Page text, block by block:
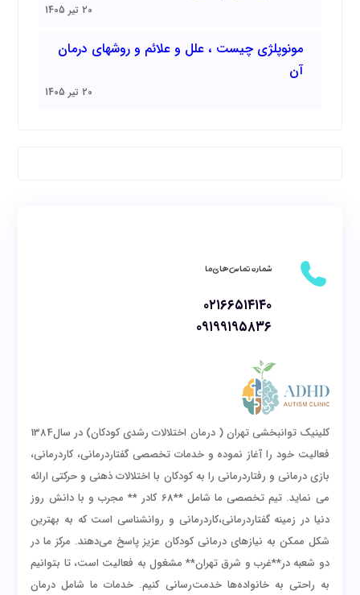
20 تیر 1405
مونوپلژی چیست ، علل و علائم و روشهای درمان
آن
20 تیر 1405
شماره تماس های ما
۰۲۱۶۶۵۱۴۱۴۰
۰۹۱۹۹۱۹۵۸۳۶
کلینیک توانبخشی تهران ( درمان اختلالات رشدی کودکان) در سال1384
فعالیت خود را آغاز نموده و خدمات تخصصی گفتاردرمانی، کاردرمانی،
بازی درمانی و رفتاردرمانی را به کودکان با اختلالات ذهنی و حرکتی ارائه
می نماید. تیم تخصصی ما شامل **68 کادر ** مجرب و با دانش روز
دنیا در زمینه گفتاردرمانی،کاردرمانی و روانشناسی است که به بهترین
شکل ممکن به نیازهای درمانی کودکان عزیز پاسخ می‌دهند. مرکز ما در
دو شعبه در**غرب و شرق تهران** مشغول به فعالیت است، تا بتوانیم
به راحتی به خانواده‌ها خدمت‌رسانی کنیم. خدمات ما شامل درمان